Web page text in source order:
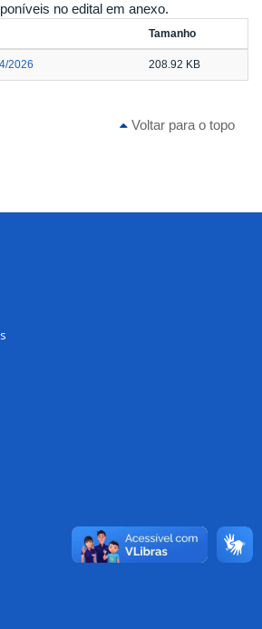
no edital em anexo.
Tamanho
2026 208.92 KB
Voltar para o topo